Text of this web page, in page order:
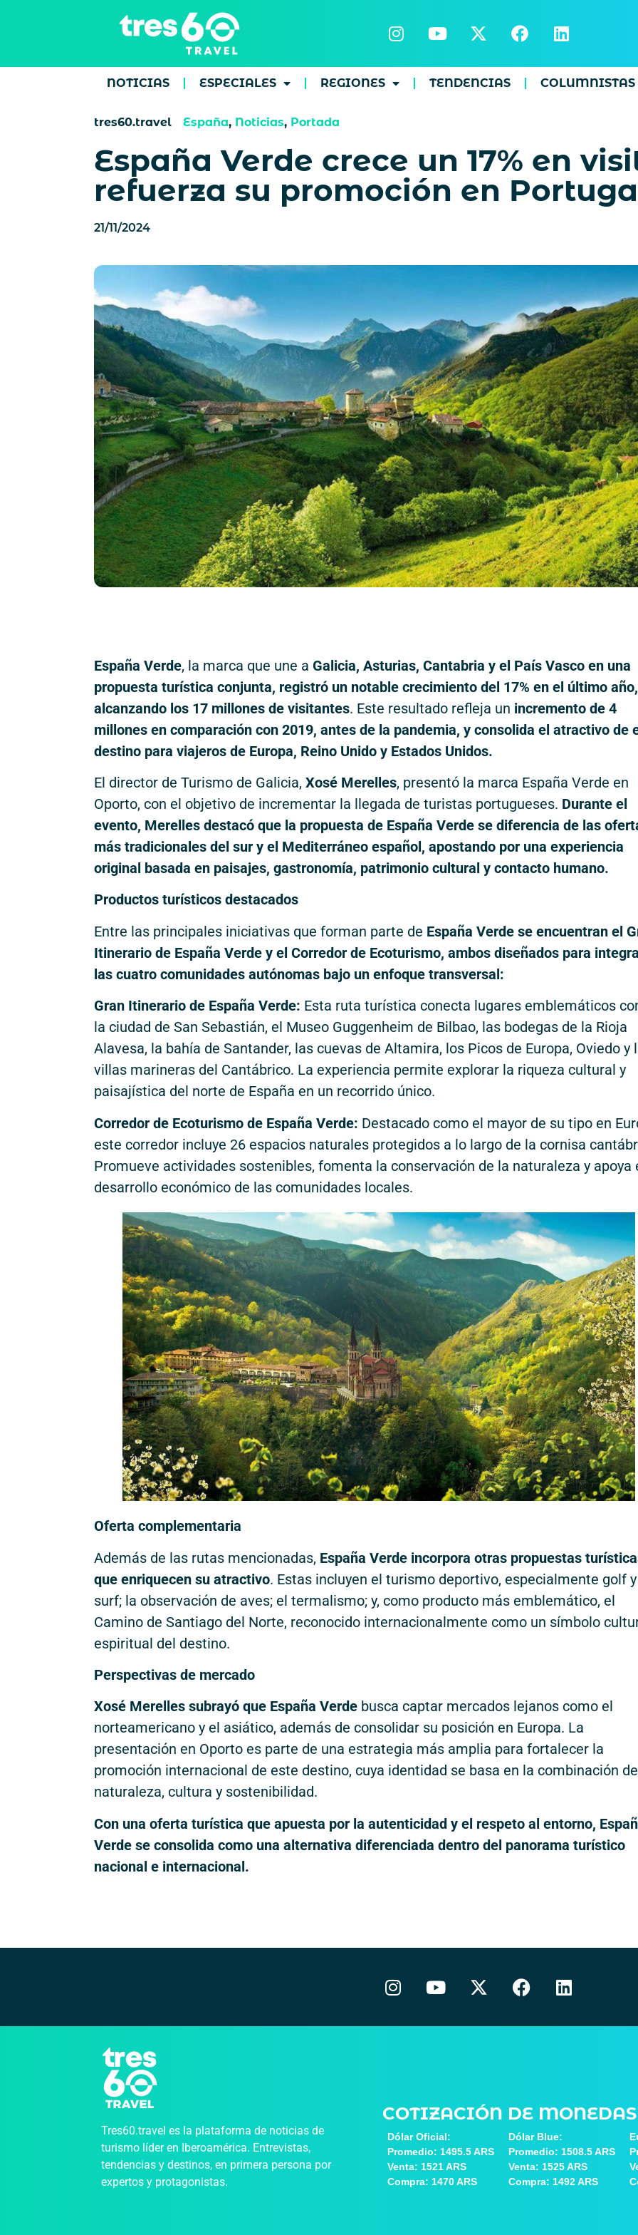
NOTICIAS ESPECIALES REGIONES TENDENCIAS COLUMNISTAS
tres60.travel España, Noticias, Portada
España Verde crece un 17% en
refuerza su promoción en
21/11/2024
España Verde, la marca que une a Galicia, Asturias, Cantabria y el País Vasco en una
propuesta turística conjunta, registró un notable crecimiento del 17% en el último año,
alcanzando los 17 millones de visitantes. Este resultado refleja un incremento de 4
millones en comparación con 2019, antes de la pandemia, y consolida el atractivo de
destino para viajeros de Europa, Reino Unido y Estados Unidos.
El director de Turismo de Galicia, Xosé Merelles, presentó la marca España Verde en
Oporto, con el objetivo de incrementar la llegada de turistas portugueses. Durante el
evento, Merelles destacó que la propuesta de España Verde se diferencia de las
más tradicionales del sur y el Mediterráneo español, apostando por una experiencia
original basada en paisajes, gastronomía, patrimonio cultural y contacto humano.
Productos turísticos destacados
Entre las principales iniciativas que forman parte de España Verde se encuentran el
Itinerario de España Verde y el Corredor de Ecoturismo, ambos diseñados para
las cuatro comunidades autónomas bajo un enfoque transversal:
Gran Itinerario de España Verde: Esta ruta turística conecta lugares emblemáticos
la ciudad de San Sebastián, el Museo Guggenheim de Bilbao, las bodegas de la Rioja
Alavesa, la bahía de Santander, las cuevas de Altamira, los Picos de Europa, Oviedo y
villas marineras del Cantábrico. La experiencia permite explorar la riqueza cultural y
paisajística del norte de España en un recorrido único.
Corredor de Ecoturismo de España Verde: Destacado como el mayor de su tipo en
este corredor incluye 26 espacios naturales protegidos a lo largo de la cornisa
Promueve actividades sostenibles, fomenta la conservación de la naturaleza y apoya
desarrollo económico de las comunidades locales.
Oferta complementaria
Además de las rutas mencionadas, España Verde incorpora otras propuestas
que enriquecen su atractivo. Estas incluyen el turismo deportivo, especialmente golf y
surf; la observación de aves; el termalismo; y, como producto más emblemático, el
Camino de Santiago del Norte, reconocido internacionalmente como un símbolo
espiritual del destino.
Perspectivas de mercado
Xosé Merelles subrayó que España Verde busca captar mercados lejanos como el
norteamericano y el asiático, además de consolidar su posición en Europa. La
presentación en Oporto es parte de una estrategia más amplia para fortalecer la
promoción internacional de este destino, cuya identidad se basa en la combinación de
naturaleza, cultura y sostenibilidad.
Con una oferta turística que apuesta por la autenticidad y el respeto al entorno,
Verde se consolida como una alternativa diferenciada dentro del panorama turístico
nacional e internacional.
Tres60.travel es la plataforma de noticias de
turismo líder en Iberoamérica. Entrevistas,
tendencias y destinos, en primera persona por
expertos y protagonistas.
COTIZACIÓN DE MONEDAS
Dólar Oficial:
Promedio: 1495.5 ARS
Venta: 1521 ARS
Compra: 1470 ARS
Dólar Blue:
Promedio: 1508.5 ARS
Venta: 1525 ARS
Compra: 1492 ARS